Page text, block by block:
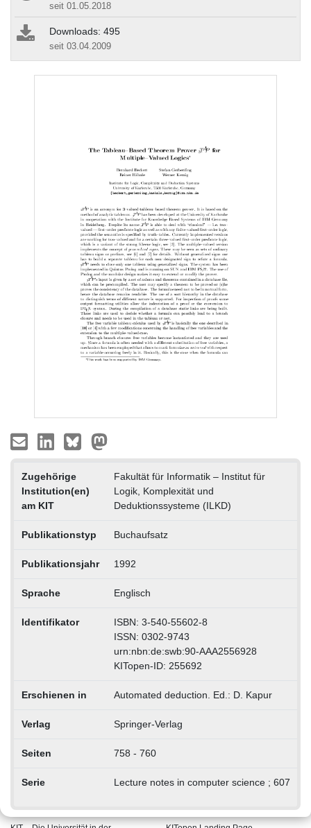
seit 01.05.2018
Downloads: 495
seit 03.04.2009
Zugehörige
Institution(en)
am KIT
Fakultät für Informatik – Institut für
Logik, Komplexität und
Deduktionssysteme (ILKD)
Publikationstyp Buchaufsatz
Publikationsjahr 1992
Sprache Englisch
Identifikator
ISBN: 3-540-55602-8
ISSN: 0302-9743
urn:nbn:de:swb:90-AAA2556928
KITopen-ID: 255692
Erschienen in Automated deduction. Ed.: D. Kapur
Verlag Springer-Verlag
Seiten 758 - 760
Serie Lecture notes in computer science ; 607